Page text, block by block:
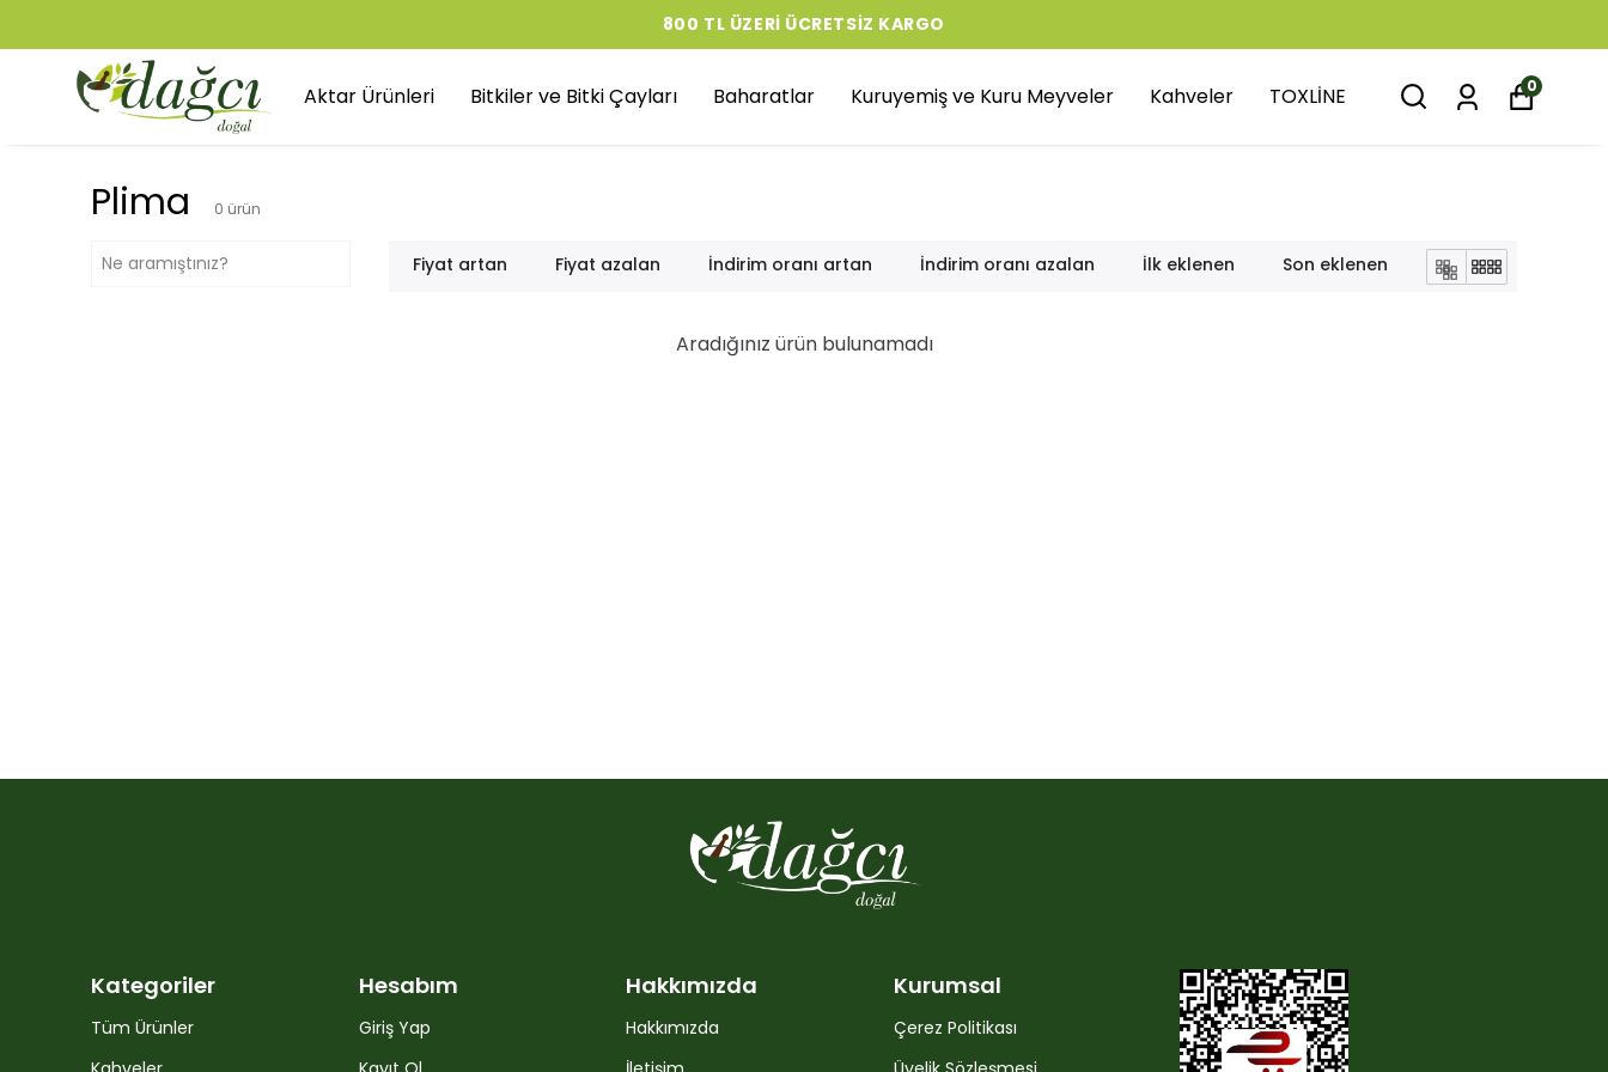
800 TL ÜZERI ÜCRETSIZ KARGO
Aktar Ürünleri Bitkiler ve Bitki Çayları Baharatlar Kuruyemiş ve Kuru Meyveler Kahveler TOXLİNE 0
Plima 0 ürün
Fiyat artan Fiyat azalan İndirim oranı artan İndirim oranı azalan İlk eklenen Son eklenen
Aradığınız ürün bulunamadı
Kategoriler
Tüm Ürünler
Hesabım
Giriş Yap
Hakkımızda
Hakkımızda
Kurumsal
Çerez Politikası